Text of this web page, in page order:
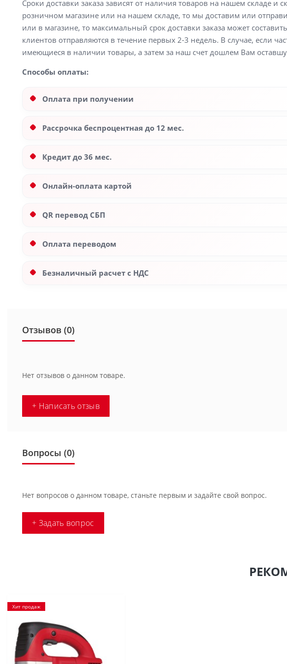
Сроки доставки заказа зависят от наличия товаров на нашем складе
розничном магазине или на нашем складе, то мы доставим или
или в магазине, то максимальный срок доставки заказа может
клиентов отправляются в течение первых 2-3 недель. В случае, если
имеющиеся в наличии товары, а затем за наш счет дошлем Вам
Способы оплаты:
Оплата при получении
Рассрочка беспроцентная до 12 мес.
Кредит до 36 мес.
Онлайн-оплата картой
QR перевод СБП
Оплата переводом
Безналичный расчет с НДС
Отзывов (0)
Нет отзывов о данном товаре.
+ Написать отзыв
Вопросы (0)
Нет вопросов о данном товаре, станьте первым и задайте свой вопрос.
+ Задать вопрос
Хит продаж